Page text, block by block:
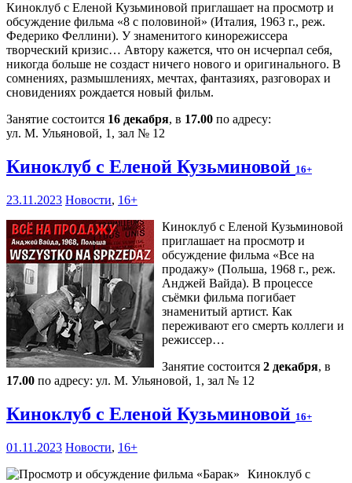
Киноклуб с Еленой Кузьминовой приглашает на просмотр и
обсуждение фильма «8 с половиной» (Италия, 1963 г., реж.
Федерико Феллини). У знаменитого кинорежиссера
творческий кризис… Автору кажется, что он исчерпал себя,
никогда больше не создаст ничего нового и оригинального. В
сомнениях, размышлениях, мечтах, фантазиях, разговорах и
сновидениях рождается новый фильм.
Занятие состоится 16 декабря, в 17.00 по адресу:
ул. М. Ульяновой, 1, зал № 12
Киноклуб с Еленой Кузьминовой 16+
23.11.2023 Новости, 16+
Киноклуб с Еленой Кузьминовой
приглашает на просмотр и
обсуждение фильма «Все на
продажу» (Польша, 1968 г., реж.
Анджей Вайда). В процессе
съёмки фильма погибает
знаменитый артист. Как
переживают его смерть коллеги и
режиссер…
Занятие состоится 2 декабря, в
17.00 по адресу: ул. М. Ульяновой, 1, зал № 12
Киноклуб с Еленой Кузьминовой 16+
01.11.2023 Новости, 16+
Киноклуб с